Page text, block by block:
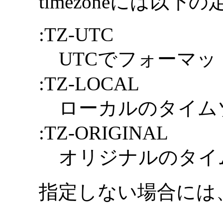
:TZ-UTC
UTCでフォーマッ
:TZ-LOCAL
ローカルのタイ
:TZ-ORIGINAL
オリジナルのタ
指定しない場合に